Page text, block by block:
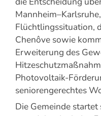
Flüchtlingssituation,
Chenôve sowie
Erweiterung des
Photovoltaik-
seniorengerechtes
Die Gemeinde